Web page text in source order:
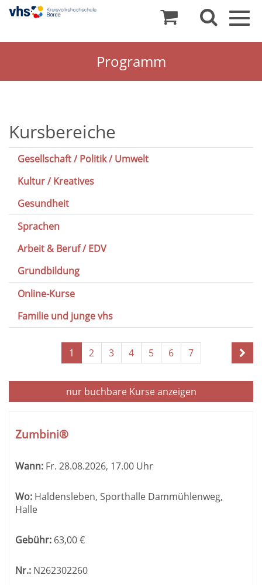
Programm
Kursbereiche
Gesellschaft / Politik / Umwelt
Kultur / Kreatives
Gesundheit
Sprachen
Arbeit & Beruf / EDV
Grundbildung
Online-Kurse
Familie und junge vhs
1 2 3 4 5 6 7
nur buchbareKurse anzeigen
Tabellenüberschriften
können
werden.
Zumbini®
Wann: Fr. 28.08.2026, 17.00 Uhr
Wo: Haldensleben, Sporthalle Dammühlenweg,
Halle
Gebühr: 63,00€
Nr.: N262302260